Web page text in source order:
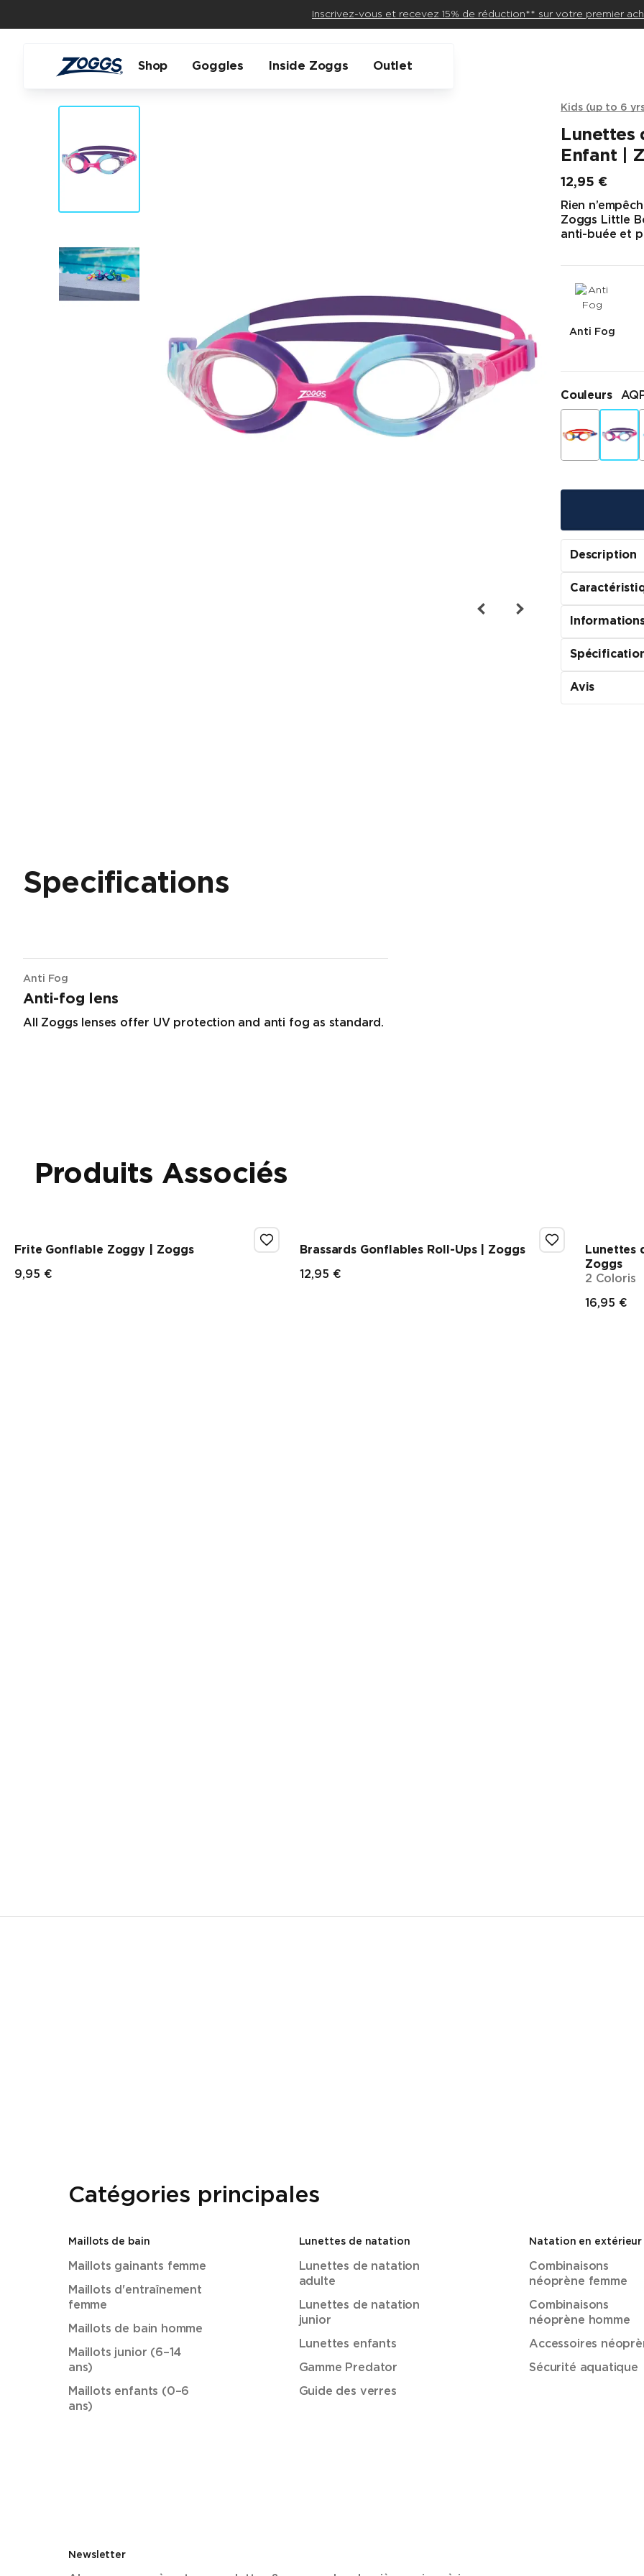
Inscrivez-vous et recevez 15% de réduction** sur votre premier
Shop Goggles Inside Zoggs Outlet
Kids (up to 6
Lunettes
Enfant |
12,95 €
Prix final
Rien
Zoggs Little
anti-buée et
Anti Fog
Couleurs
Description
Avis
Specifications
Anti Fog
Anti-fog lens
All Zoggs lenses offer UV protection and anti fog as standard.
Produits Associés
Frite Gonflable Zoggy | Zoggs
9,95 €
Brassards Gonflables Roll-Ups | Zoggs
12,95 €
Lunettes
Zoggs
2 Coloris
16,95 €
Catégories principales
Maillots de bain
Maillots gainants femme
Maillots d'entraînement
femme
Maillots de bain homme
Maillots junior (6–14
ans)
Maillots enfants (0–6
ans)
Lunettes de natation
Lunettes de natation
adulte
Lunettes de natation
junior
Lunettes enfants
Gamme Predator
Guide des verres
Natation en extérieur
Combinaisons
néoprène femme
Combinaisons
néoprène homme
Accessoires
Sécurité aquatique
Newsletter